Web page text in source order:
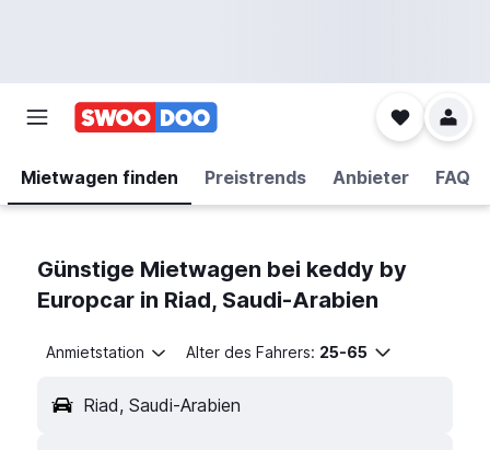
Mietwagen finden Preistrends Anbieter FAQ
Günstige Mietwagen bei keddy by
Europcar in Riad, Saudi-Arabien
Anmietstation Alter des Fahrers: 25-65
Riad, Saudi-Arabien